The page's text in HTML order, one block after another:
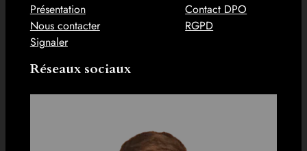
Présentation
Nous contacter
Signaler
Contact DPO
RGPD
Réseaux sociaux